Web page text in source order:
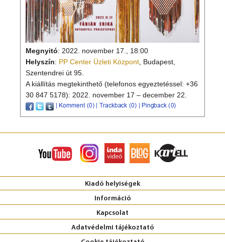
Megnyitó: 2022. november 17., 18:00
Helyszín: PP Center Üzleti Központ , Budapest,
Szentendrei út 95.
A kiállítás megtekinthető (telefonos egyeztetéssel: +36
30 847 5178): 2022. november 17 – december 22.
Kiadó helyiségek
Információ
Kapcsolat
Adatvédelmi tájékoztató